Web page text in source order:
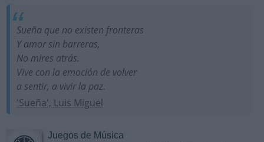
Sueña que no existen fronteras
Y amor sin barreras,
No mires atrás.
Vive con la emoción de volver
a sentir, a vivir la paz.
'Sueña', Luis Miguel
Juegos de Música